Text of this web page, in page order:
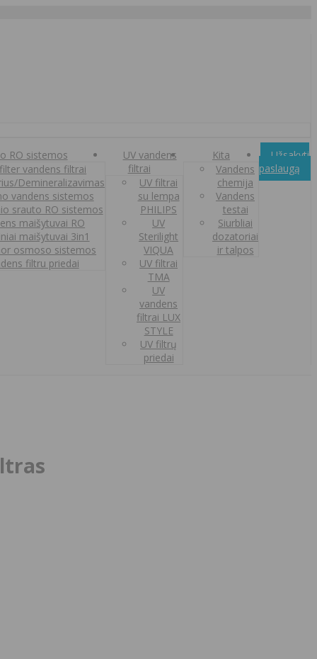
RO sistemos
vandens filtrai
Demineralizavimas
vandens sistemos
srauto RO sistemos
maišytuvai RO
maišytuvai 3in1
osmoso sistemos
filtru priedai
UV vandens
filtrai
UV filtrai
su lempa
PHILIPS
UV
Sterilight
VIQUA
UV filtrai
TMA
UV
vandens
filtrai LUX
STYLE
UV filtrų
priedai
Kita
Vandens
chemija
Vandens
testai
Siurbliai
dozatoriai
ir talpos
Užsakyti
paslaugą